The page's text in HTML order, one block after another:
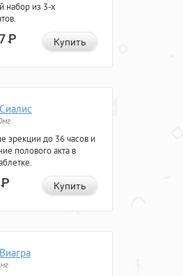
набор из 3-х
Р Купить
эрекции до 36 часов и
полового акта в
Р Купить